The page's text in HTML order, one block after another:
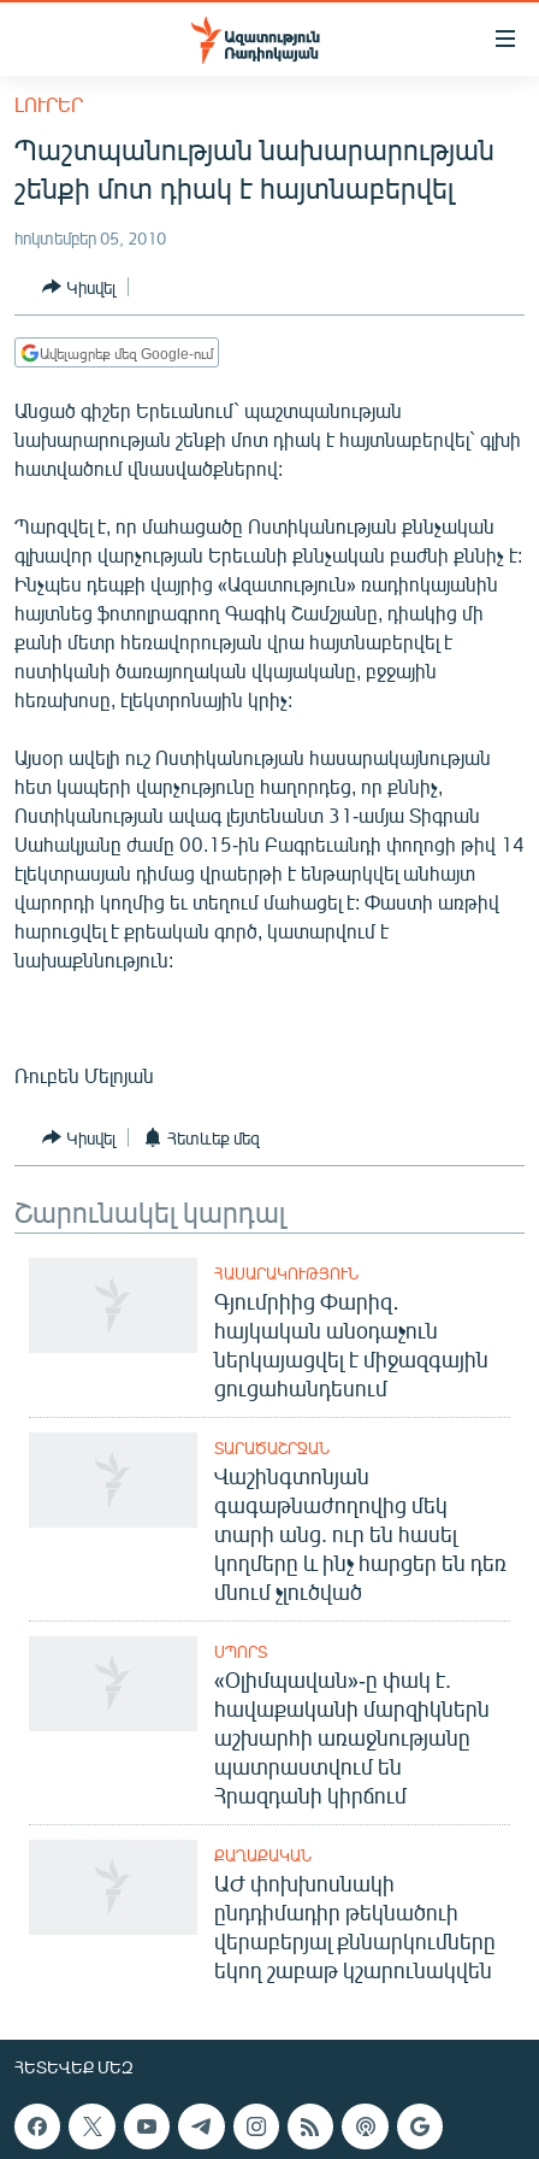
Մատչելիության
հիմնական
բովանդակությանը
Անցնել
հիմնական
մենյուին
ՀԱՅԱՍՏԱՆ
ՔԱՂԱՔԱԿԱՆ
ԸՆՏՐՈՒԹՅՈՒՆՆԵՐ 2026
ԻՐԱՎՈՒՆՔ
ՀԱՍԱՐԱԿՈՒԹՅՈՒՆ
ՂԱՐԱԲԱՂ
ՊԱՏԵՐԱԶՄԻ 6 ՇԱԲԱԹՆԵՐԸ
ՏԱՐԱԾԱՇՐՋԱՆ
ՄԻՋԱԶԳԱՅԻՆ
ՄՇԱԿՈՒՅԹ
ՍՊՈՐՏ
ՄԵԿՆԱԲԱՆՈՒԹՅՈՒՆ
ԿՈՐՈՆԱՎԻՐՈՒՍ
ԱՐԽԻՎ
ՏԵՍԱՆՅՈՒԹԵՐ
ԲԱՆԱՎԵՃ
ՁԳՏԵԼՈՎ ԼԱՎԱԳՈՒՅՆԻՆ
Русский
ՀԵՏԵՎԵՔ ՄԵԶ
«Ազատության» բոլոր կայքերը
ԼՈՒՐԵՐ
Պաշտպանության նախարարության
շենքի մոտ դիակ է հայտնաբերվել
հոկտեմբեր 05, 2010
Կիսվել
Ավելացրեք մեզ Google-ում
Անցած գիշեր Երեւանում` պաշտպանության
նախարարության շենքի մոտ դիակ է հայտնաբերվել` գլխի
հատվածում վնասվածքներով:
Պարզվել է, որ մահացածը Ոստիկանության քննչական
գլխավոր վարչության Երեւանի քննչական բաժնի քննիչ է:
Ինչպես դեպքի վայրից «Ազատություն» ռադիոկայանին
հայտնեց ֆոտոլրագրող Գագիկ Շամշյանը, դիակից մի
քանի մետր հեռավորության վրա հայտնաբերվել է
ոստիկանի ծառայողական վկայականը, բջջային
հեռախոսը, էլեկտրոնային կրիչ:
Այսօր ավելի ուշ Ոստիկանության հասարակայնության
հետ կապերի վարչությունը հաղորդեց, որ քննիչ,
Ոստիկանության ավագ լեյտենանտ 31-ամյա Տիգրան
Սահակյանը ժամը 00.15-ին Բագրեւանդի փողոցի թիվ 14
էլեկտրասյան դիմաց վրաերթի է ենթարկվել անհայտ
վարորդի կողմից եւ տեղում մահացել է: Փաստի առթիվ
հարուցվել է քրեական գործ, կատարվում է
նախաքննություն:
Ռուբեն Մելոյան
Կիսվել Հետևեք մեզ
Շարունակել կարդալ
ՀԱՍԱՐԱԿՈՒԹՅՈՒՆ
Գյումրիից Փարիզ․
հայկական անօդաչուն
ներկայացվել է միջազգային
ցուցահանդեսում
ՏԱՐԱԾԱՇՐՋԱՆ
Վաշինգտոնյան
գագաթնաժողովից մեկ
տարի անց. ուր են հասել
կողմերը և ինչ հարցեր են դեռ
մնում չլուծված
ՍՊՈՐՏ
«Օլիմպավան»-ը փակ է.
հավաքականի մարզիկներն
աշխարհի առաջնությանը
պատրաստվում են
Հրազդանի կիրճում
ՔԱՂԱՔԱԿԱՆ
ԱԺ փոխխոսնակի
ընդդիմադիր թեկնածուի
վերաբերյալ քննարկումները
եկող շաբաթ կշարունակվեն
ՀԵՏԵՎԵՔ ՄԵԶ